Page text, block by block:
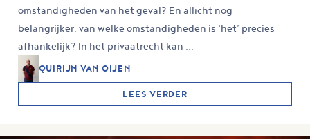
omstandigheden van het geval? En allicht nog
belangrijker: van welke omstandigheden is ‘het’ precies
afhankelijk? In het privaatrecht kan ...
QUIRIJN VAN OIJEN
LEES VERDER